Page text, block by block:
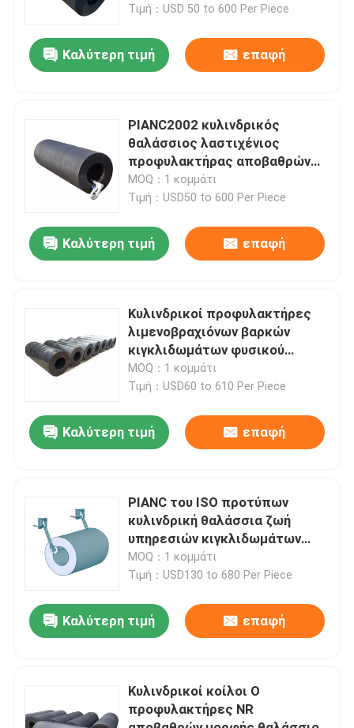
Βίντεο
Σχετικά με εμάς
Έλεγχος ποιότητας
Ζητήστε μια προσφορά
Λαστιχένιο κιγκλίδωμα αποβαθρών
Πνευματικό λαστιχένιο κιγκλίδωμα
Τιμή：USD 50 to 600 Per Piece
Καλύτερη τιμή επαφή
PIANC2002 κυλινδρικός
θαλάσσιος λαστιχένιος
προφυλακτήρας αποβαθρών
κιγκλιδωμάτων για την
προσόρμιση
MOQ：1 κομμάτι
Τιμή：USD50 to 600 Per Piece
Καλύτερη τιμή επαφή
Κυλινδρικοί προφυλακτήρες
λιμενοβραχιόνων βαρκών
κιγκλιδωμάτων φυσικού
λάστιχου για τα σκάφη
MOQ：1 κομμάτι
Τιμή：USD60 to 610 Per Piece
Καλύτερη τιμή επαφή
PIANC του ISO προτύπων
κυλινδρική θαλάσσια ζωή
υπηρεσιών κιγκλιδωμάτων
βαρέων καθηκόντων μακριά για
την αποβάθρα
MOQ：1 κομμάτι
Τιμή：USD130 to 680 Per Piece
Καλύτερη τιμή επαφή
Κυλινδρικοί κοίλοι Ο
προφυλακτήρες NR